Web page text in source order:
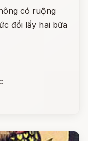
có ruộng
đổi lấy hai bữa